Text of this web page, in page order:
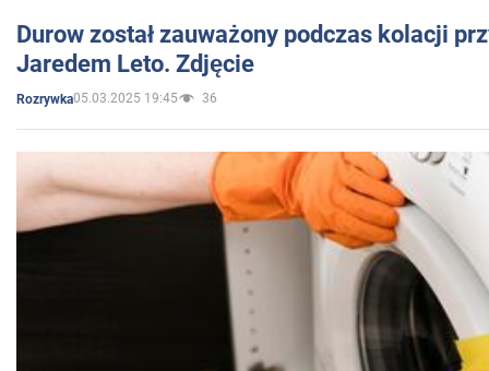
Durow został zauważony podczas kolacji
Jaredem Leto. Zdjęcie
Rozrywka05.03.2025 19:45 36